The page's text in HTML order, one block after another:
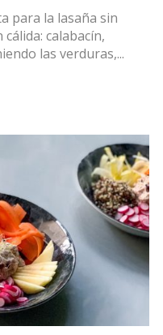
para la lasaña sin
calabacín,
las verduras,...